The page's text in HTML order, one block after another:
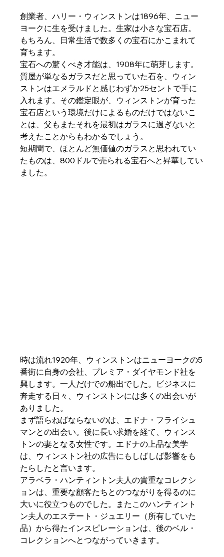
創業者、ハリー・ウィンストンは1896年、ニュー
ヨークに生を受けました。生家は小さな宝石店。
もちろん、日常生活で数多くの宝石にかこまれて
育ちます。
宝石への驚くべき才能は、1908年に萌芽します。
質屋が単なるガラスだと思っていた石を、ウィン
ストンはエメラルドと感じわずか25セントで手に
入れます。その鑑定眼が、ウィンストンが育った
宝石店という環境だけによるものだけではないこ
とは、父もまたそれを最初はガラスに過ぎないと
考えたことからもわかるでしょう。
短期間で、ほとんど無価値のガラスと思われてい
たものは、800ドルで売られる宝石へと昇華してい
ました。
時は流れ1920年、ウィンストンはニューヨークの5
番街に自身の会社、プレミア・ダイヤモンド社を
興します。一人だけでの船出でした。ビジネスに
奔走する日々、ウィンストンには多くの出会いが
ありました。
まず語らねばならないのは、エドナ・フライシュ
マンとの出会い。後に長い求婚を経て、ウィンス
トンの妻となる女性です。エドナの上品な美学
は、ウィンストン社の広告にもしばしば影響をも
たらしたと言います。
アラベラ・ハンティントン夫人の貴重なコレクシ
ョンは、重要な顧客たちとのつながりを得るのに
大いに役立つものでした。またこのハンティント
ン夫人のエステート・ジュエリー（所有していた
品）から得たインスピレーションは、後のベル・
コレクションへとつながっていきます。